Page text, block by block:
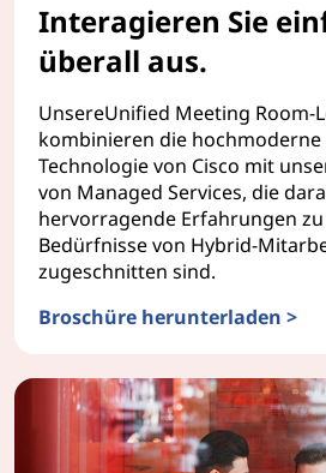
Interagieren Sie
überall aus.
UnsereUnified Meeting Room-
kombinieren die
Technologie von Cisco mit
von Managed Services, die
hervorragende Erfahrungen
Bedürfnisse von Hybrid-
zugeschnitten sind.
Broschüre herunterladen >